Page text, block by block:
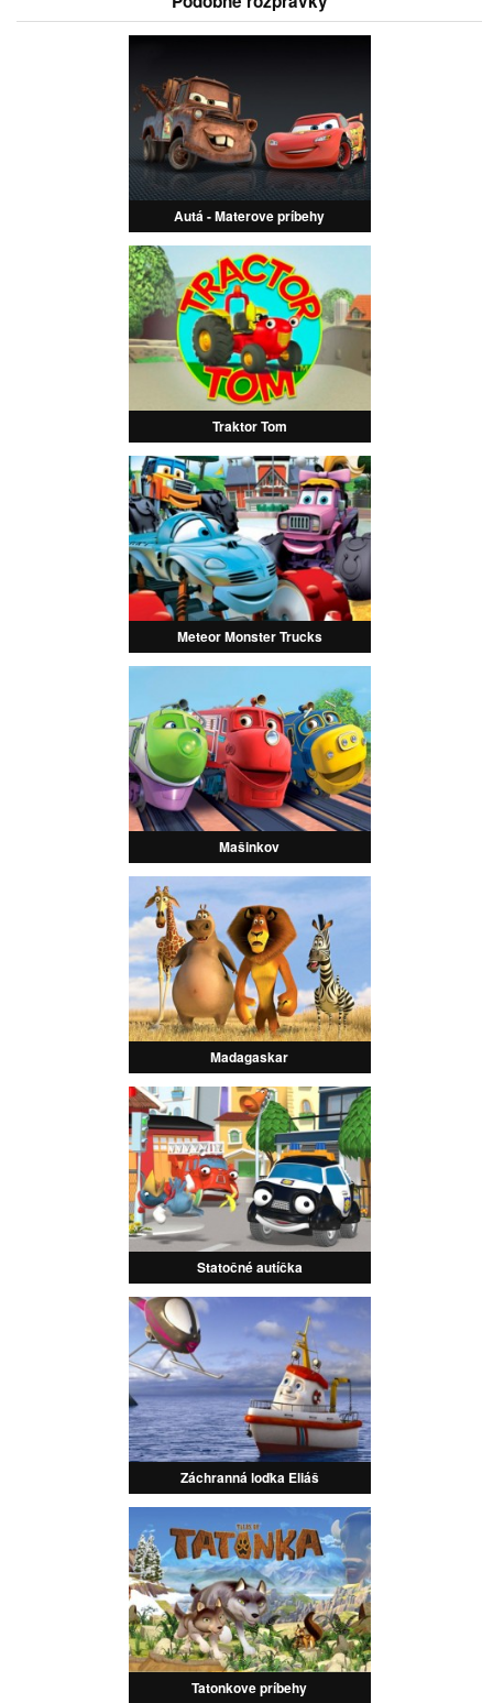
Autá - Materove príbehy
Traktor Tom
Meteor Monster Trucks
Mašinkov
Madagaskar
Statočné autíčka
Záchranná loďka Eliáš
Tatonkove príbehy